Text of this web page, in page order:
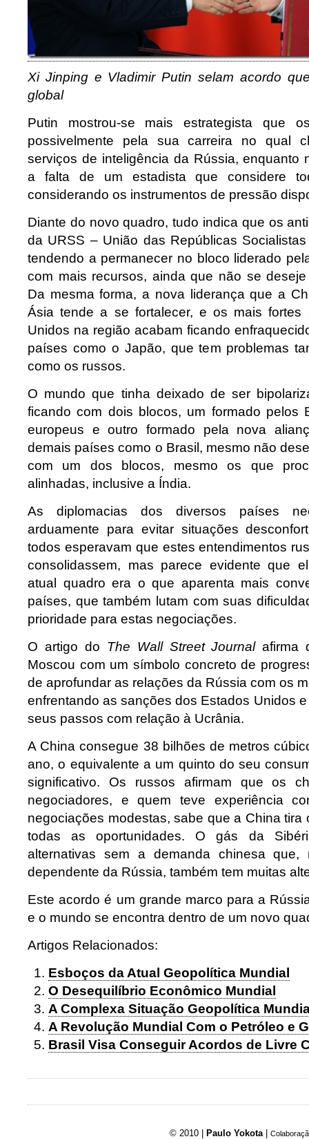
Xi Jinping e Vladimir Putin selam acordo
global
Putin mostrou-se mais estrategista que
possivelmente pela sua carreira no qual
serviços de inteligência da Rússia, enquanto
a falta de um estadista que considere
considerando os instrumentos de pressão
Diante do novo quadro, tudo indica que os
da URSS – União das Repúblicas
tendendo a permanecer no bloco liderado
com mais recursos, ainda que não se
Da mesma forma, a nova liderança que a
Ásia tende a se fortalecer, e os mais fortes
Unidos na região acabam ficando
países como o Japão, que tem problemas
como os russos.
O mundo que tinha deixado de ser
ficando com dois blocos, um formado pelos
europeus e outro formado pela nova
demais países como o Brasil, mesmo não
com um dos blocos, mesmo os que
alinhadas, inclusive a Índia.
As diplomacias dos diversos países
arduamente para evitar situações
todos esperavam que estes entendimentos
consolidassem, mas parece evidente que
atual quadro era o que aparenta mais
países, que também lutam com suas
prioridade para estas negociações.
O artigo do The Wall Street Journalafirma
Moscou com um símbolo concreto de
de aprofundar as relações da Rússia com os
enfrentando as sanções dos Estados Unidos
seus passos com relação à Ucrânia.
A China consegue 38 bilhões de metros
ano, o equivalente a um quinto do seu
significativo. Os russos afirmam que os
negociadores, e quem teve experiência
negociações modestas, sabe que a China tira
todas as oportunidades. O gás da
alternativas sem a demanda chinesa que,
dependente da Rússia, também tem muitas
Este acordo é um grande marco para a
e o mundo se encontra dentro de um novo
Artigos Relacionados:
Esboços da Atual Geopolítica Mundial
O Desequilíbrio Econômico Mundial
A Complexa Situação Geopolítica
A Revolução Mundial Com o Petróleo e
Brasil Visa Conseguir Acordos de Livre
© 2010 | Paulo Yokota |